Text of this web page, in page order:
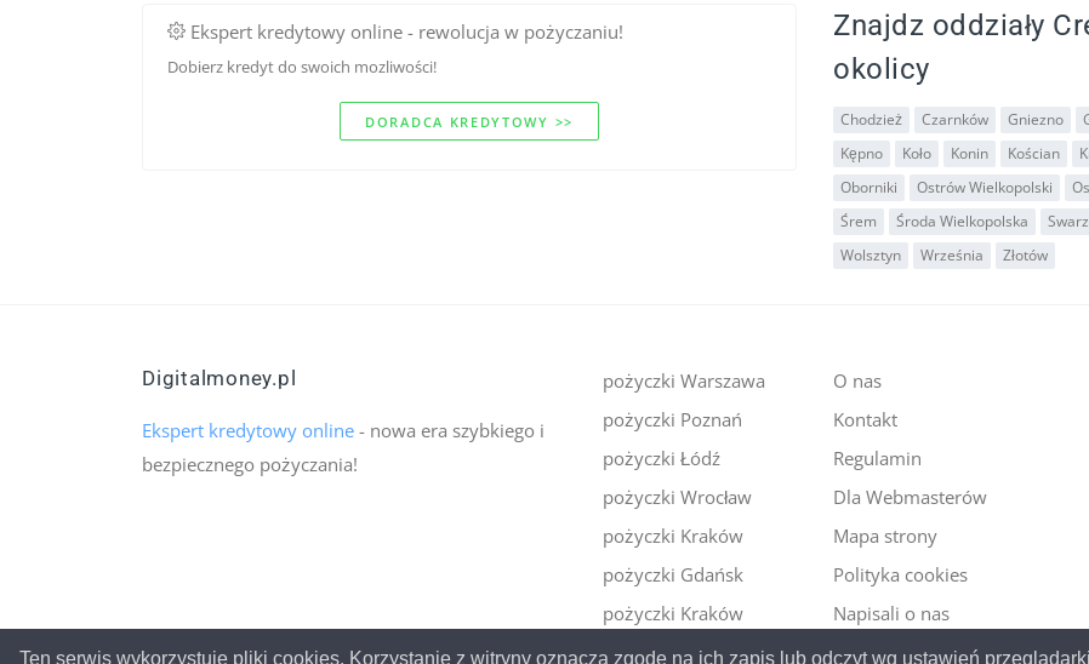
Ten serwis wykorzystuje pliki cookies. Korzystanie z witryny oznacza zgodę na ich zapis lub odczyt wg ustawień przeglądarki
Ekspert kredytowy online - rewolucja w pożyczaniu!
Dobierz kredyt do swoich mozliwości!
DORADCA KREDYTOWY >>
Znajdz oddziały
okolicy
Chodzież Czarnków Gniezno
Kępno
Koło Konin Kościan
Oborniki
Ostrów Wielkopolski
Śrem
Środa Wielkopolska
Wolsztyn
Września Złotów
pożyczki Warszawa
pożyczki Poznań
pożyczki Łódź
pożyczki Wrocław
pożyczki Kraków
pożyczki Gdańsk
pożyczki Kraków
O nas
Kontakt
Regulamin
Dla Webmasterów
Mapa strony
Polityka cookies
Napisali o nas
Digitalmoney.pl
Ekspert kredytowy online - nowa era szybkiego i
bezpiecznego pożyczania!